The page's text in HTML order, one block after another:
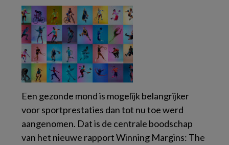
Een gezonde mond is mogelijk belangrijker
voor sportprestaties dan tot nu toe werd
aangenomen. Dat is de centrale boodschap
van het nieuwe rapport Winning Margins: The